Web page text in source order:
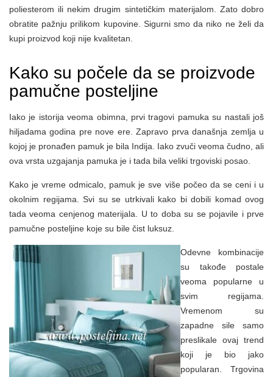
poliesterom ili nekim drugim sintetičkim materijalom. Zato dobro
obratite pažnju prilikom kupovine. Sigurni smo da niko ne želi da
kupi proizvod koji nije kvalitetan.
Kako su počele da se proizvode
pamučne posteljine
Iako je istorija veoma obimna, prvi tragovi pamuka su nastali još
hiljadama godina pre nove ere. Zapravo prva današnja zemlja u
kojoj je pronađen pamuk je bila Indija. Iako zvuči veoma čudno, ali
ova vrsta uzgajanja pamuka je i tada bila veliki trgoviski posao.
Kako je vreme odmicalo, pamuk je sve više počeo da se ceni i u
okolnim regijama. Svi su se utrkivali kako bi dobili komad ovog
tada veoma cenjenog materijala. U to doba su se pojavile i prve
pamučne posteljine koje su bile čist luksuz.
Odevne kombinacije
su takođe postale
veoma popularne u
svim regijama.
Vremenom su
zapadne sile samo
preslikale ovaj trend
koji je bio jako
popularan. Trgovina